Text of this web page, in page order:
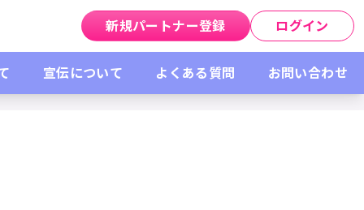
新規パートナー登録 ログイン
宣伝について よくある質問 お問い合わせ